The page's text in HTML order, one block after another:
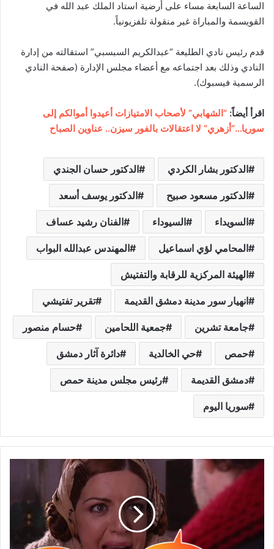
الساعة السابعة مساء على أرضية استاد الملك عبد الله في
القويسمة والمباراة غير منقولة تلفزيونياً.
قدم رئيس نادي الطليعة “عبدالكريم السبسبي” استقالته من إدارة
النادي وذلك بعد اجتماعه مع أعضاء مجلس الإدارة (صفحة النادي
الرسمية فيسبوك).
اقرأ أيضاً: “الشهابي” لأصحاب الامتيازات أعيدوا أموالكم إلى
سوريا…”أزهري” لا اعتقالات بالفور سيزن.. عناوين الصباح
الدكتور بشار الكردي الدكتور حسان الجندي
الدكتور مسعود صبيح الدكتور يوسف أسعد
السويداء السيوداء الفنان رشيد عساف
المحامي لؤي اسماعيل المهندس عبدالله البواب
الهيئة المركزية للرقابة والتفتيش
انهيار سور مدينة دمشق القديمة تقرير تفتيشي
جامعة تشرين جمعية اللحامين حسام منصور
حمص حي الخالدية دائرة آثار دمشق
دمشق القديمة رئيس مجلس مدينة حمص
سوريا اليوم
ب
ز
ل